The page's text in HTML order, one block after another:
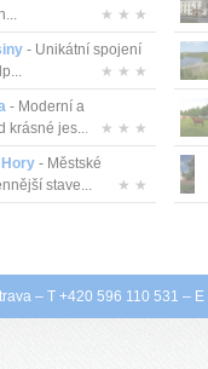
★ ★ ★
- Unikátní spojení
★ ★ ★
- Moderní a
krásné jes...
★ ★ ★
- Městské
stave...
★ ★
– T +420 596 110 531 – E